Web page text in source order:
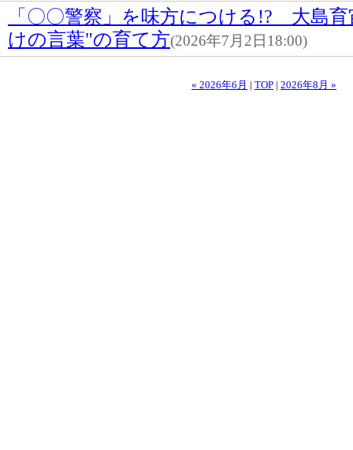
「〇〇警察」を味方につける!? 大島
けの言葉"の育て方(2026年7月2日18:00)
« 2026年6月 | TOP | 2026年8月 »